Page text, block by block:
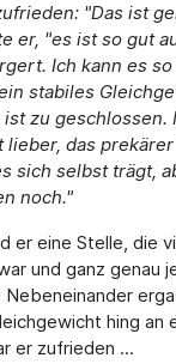
"Das ist
er, "es ist so gut
Ich kann es
stabiles
ist zu geschlossen.
lieber, das
sich selbst trägt,
noch."
er eine Stelle, die
und ganz genau
hing an
er zufrieden ...